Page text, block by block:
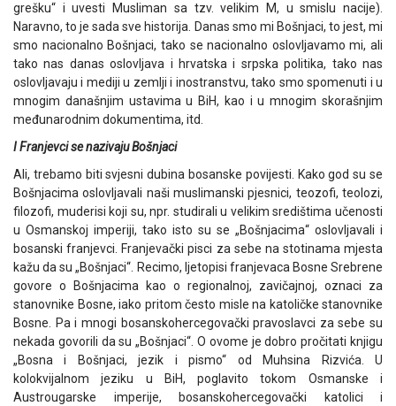
grešku“ i uvesti Musliman sa tzv. velikim M, u smislu nacije).
Naravno, to je sada sve historija. Danas smo mi Bošnjaci, to jest, mi
smo nacionalno Bošnjaci, tako se nacionalno oslovljavamo mi, ali
tako nas danas oslovljava i hrvatska i srpska politika, tako nas
oslovljavaju i mediji u zemlji i inostranstvu, tako smo spomenuti i u
mnogim današnjim ustavima u BiH, kao i u mnogim skorašnjim
međunarodnim dokumentima, itd.
I Franjevci se nazivaju Bošnjaci
Ali, trebamo biti svjesni dubina bosanske povijesti. Kako god su se
Bošnjacima oslovljavali naši muslimanski pjesnici, teozofi, teolozi,
filozofi, muderisi koji su, npr. studirali u velikim središtima učenosti
u Osmanskoj imperiji, tako isto su se „Bošnjacima“ oslovljavali i
bosanski franjevci. Franjevački pisci za sebe na stotinama mjesta
kažu da su „Bošnjaci“. Recimo, ljetopisi franjevaca Bosne Srebrene
govore o Bošnjacima kao o regionalnoj, zavičajnoj, oznaci za
stanovnike Bosne, iako pritom često misle na katoličke stanovnike
Bosne. Pa i mnogi bosanskohercegovački pravoslavci za sebe su
nekada govorili da su „Bošnjaci“. O ovome je dobro pročitati knjigu
„Bosna i Bošnjaci, jezik i pismo“ od Muhsina Rizvića. U
kolokvijalnom jeziku u BiH, poglavito tokom Osmanske i
Austrougarske imperije, bosanskohercegovački katolici i